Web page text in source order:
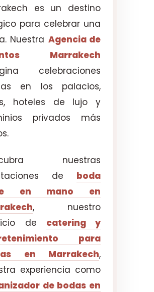
es un destino
para celebrar una
Nuestra Agencia de
Marrakech
celebraciones
en los palacios,
hoteles de lujo y
privados más
nuestras
de boda
en mano en
, nuestro
de catering y
para
en Marrakech,
experiencia como
de bodas en